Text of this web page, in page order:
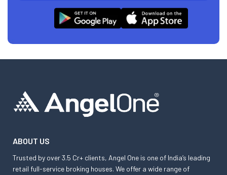
ABOUT US
Trusted by over 3.5 Cr+ clients, Angel One is one of India’s leading
retail full-service broking houses. We offer a wide range of